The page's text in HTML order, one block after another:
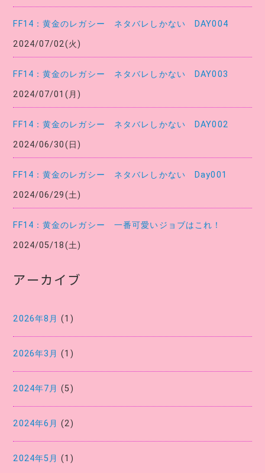
FF14：黄金のレガシー ネタバレしかない DAY004
2024/07/02(火)
FF14：黄金のレガシー ネタバレしかない DAY003
2024/07/01(月)
FF14：黄金のレガシー ネタバレしかない DAY002
2024/06/30(日)
FF14：黄金のレガシー ネタバレしかない Day001
2024/06/29(土)
FF14：黄金のレガシー 一番可愛いジョブはこれ！
2024/05/18(土)
アーカイブ
2026年8月 (1)
2026年3月 (1)
2024年7月 (5)
2024年6月 (2)
2024年5月 (1)